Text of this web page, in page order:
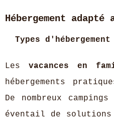
Hébergement
Types
Lesvacances en
hébergements
De nombreux
éventail de solutions